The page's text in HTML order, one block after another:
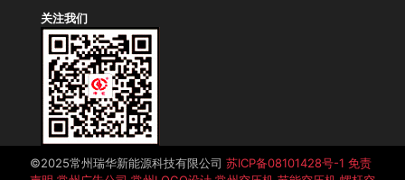
关注我们
©️2025常州瑞华新能源科技有限公司 苏ICP备08101428号-1 免责